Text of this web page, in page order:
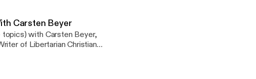
Carsten Beyer
topics) with Carsten Beyer,
of Libertarian Christian